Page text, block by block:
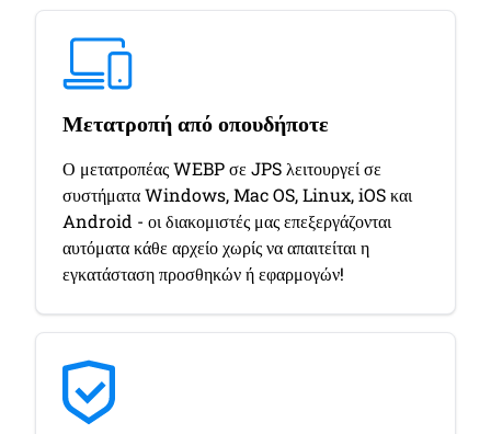
Μετατροπή από οπουδήποτε
Ο μετατροπέας WEBP σε JPS λειτουργεί σε
συστήματα Windows, Mac OS, Linux, iOS και
Android - οι διακομιστές μας επεξεργάζονται
αυτόματα κάθε αρχείο χωρίς να απαιτείται η
εγκατάσταση προσθηκών ή εφαρμογών!